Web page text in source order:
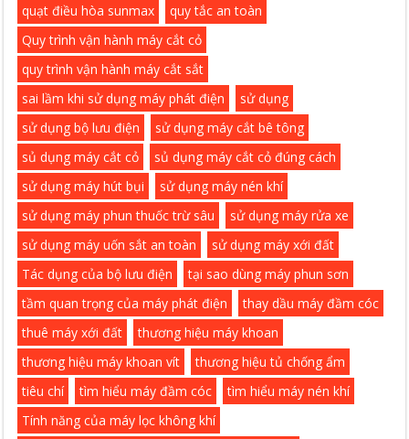
quạt điều hòa sunmax
quy tắc an toàn
Quy trình vận hành máy cắt cỏ
quy trình vận hành máy cắt sắt
sai lầm khi sử dụng máy phát điện
sử dụng
sử dụng bộ lưu điện
sử dụng máy cắt bê tông
sủ dụng máy cắt cỏ
sủ dụng máy cắt cỏ đúng cách
sử dụng máy hút bụi
sử dụng máy nén khí
sử dụng máy phun thuốc trừ sâu
sử dụng máy rửa xe
sử dụng máy uốn sắt an toàn
sử dụng máy xới đất
Tác dụng của bộ lưu điện
tại sao dùng máy phun sơn
tầm quan trọng của máy phát điện
thay dầu máy đầm cóc
thuê máy xới đất
thương hiệu máy khoan
thương hiệu máy khoan vít
thương hiệu tủ chống ẩm
tiêu chí
tìm hiểu máy đầm cóc
tìm hiểu máy nén khí
Tính năng của máy lọc không khí